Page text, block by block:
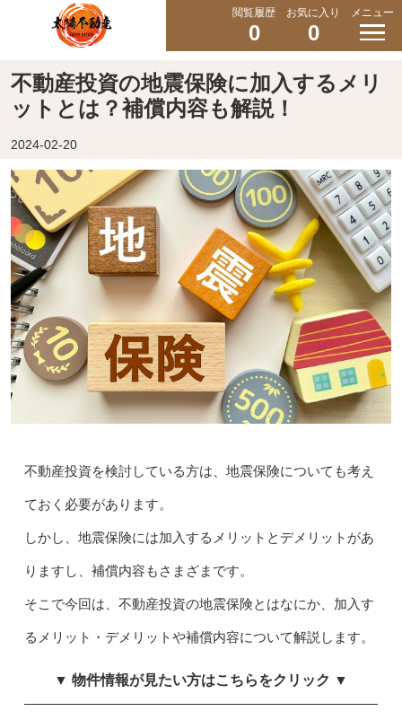
閲覧履歴
0
お気に入り
0
メニュー
不動産投資の地震保険に加入するメリ
ットとは？補償内容も解説！
2024-02-20
不動産投資を検討している方は、地震保険についても考え
ておく必要があります。
しかし、地震保険には加入するメリットとデメリットがあ
りますし、補償内容もさまざまです。
そこで今回は、不動産投資の地震保険とはなにか、加入す
るメリット・デメリットや補償内容について解説します。
▼ 物件情報が見たい方はこちらをクリック ▼